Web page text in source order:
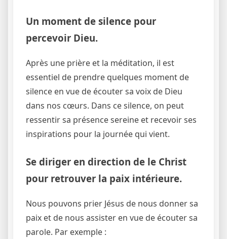
Un moment de silence pour
percevoir Dieu.
Après une prière et la méditation, il est
essentiel de prendre quelques moment de
silence en vue de écouter sa voix de Dieu
dans nos cœurs. Dans ce silence, on peut
ressentir sa présence sereine et recevoir ses
inspirations pour la journée qui vient.
Se diriger en direction de le Christ
pour retrouver la paix intérieure.
Nous pouvons prier Jésus de nous donner sa
paix et de nous assister en vue de écouter sa
parole. Par exemple :